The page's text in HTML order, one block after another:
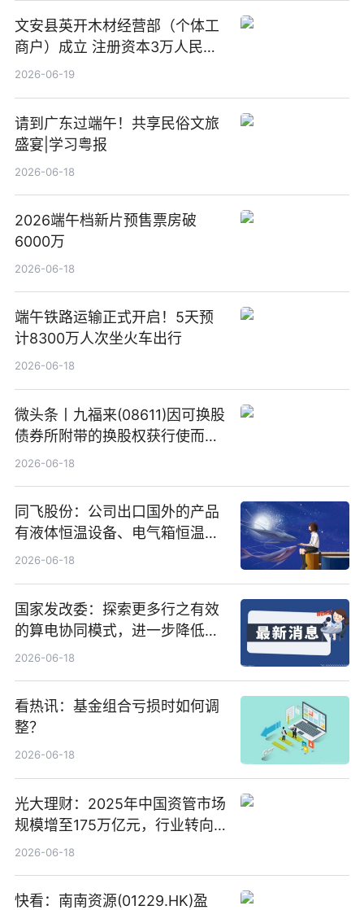
文安县英开木材经营部（个体工
商户）成立 注册资本3万人民币
新要闻
2026-06-19
请到广东过端午！共享民俗文旅
盛宴|学习粤报
2026-06-18
2026端午档新片预售票房破
6000万
2026-06-18
端午铁路运输正式开启！5天预
计8300万人次坐火车出行
2026-06-18
微头条丨九福来(08611)因可换股
债券所附带的换股权获行使而发
行5200万股
2026-06-18
同飞股份：公司出口国外的产品
有液体恒温设备、电气箱恒温装
置、纯水冷却单元和特种换热器
2026-06-18
国家发改委：探索更多行之有效
的算电协同模式，进一步降低网
络传输时延_最资讯
2026-06-18
看热讯：基金组合亏损时如何调
整？
2026-06-18
光大理财：2025年中国资管市场
规模增至175万亿元，行业转向
“量质并重”
2026-06-18
快看：南南资源(01229.HK)盈